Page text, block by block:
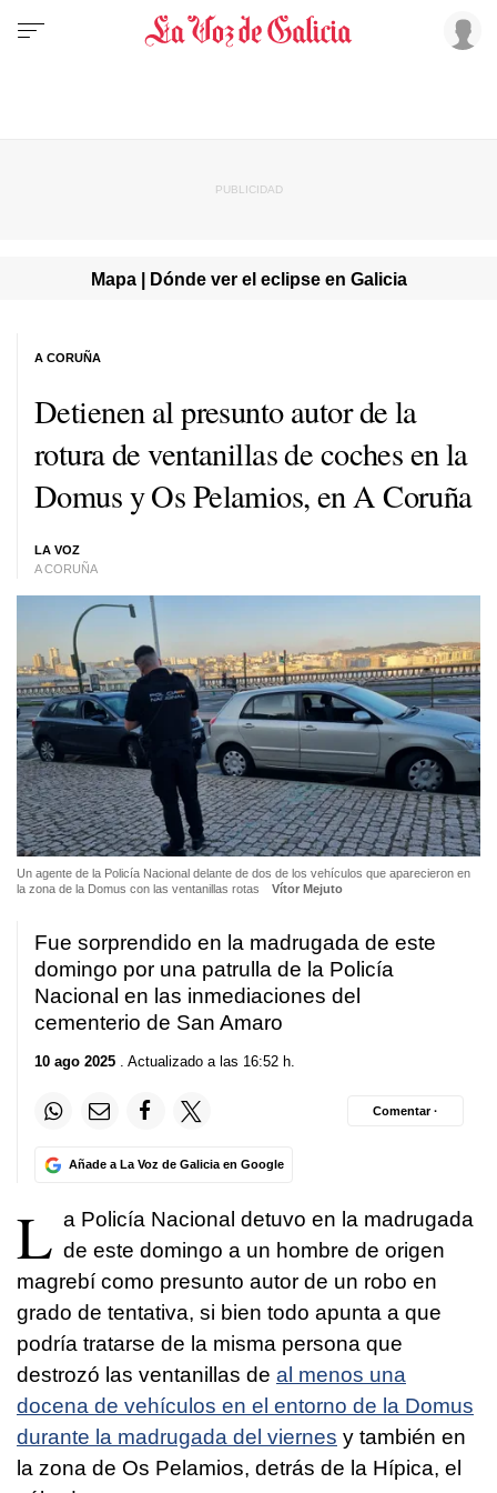
Mapa | Dónde ver el eclipse en Galicia
Detienen al presunto autor de la
rotura de ventanillas de coches en la
Domus y Os Pelamios, en A Coruña
LA VOZ
A CORUÑA
A CORUÑA
Un agente de la Policía Nacional delante de dos de los vehículos que aparecieron en
la zona de la Domus con las ventanillas rotas
Vítor Mejuto
Fue sorprendido en la madrugada de este
domingo por una patrulla de la Policía
Nacional en las inmediaciones del
cementerio de San Amaro
10 ago 2025 . Actualizado a las 16:52 h.
Añade a La Voz de Galicia en Google
Comentar ·
L a Policía Nacional detuvo en la madrugada
de este domingo a un hombre de origen
magrebí como presunto autor de un robo en
grado de tentativa, si bien todo apunta a que
podría tratarse de la misma persona que
destrozó las ventanillas de al menos una
docena de vehículos en el entorno de la Domus
durante la madrugada del viernes y también en
la zona de Os Pelamios, detrás de la Hípica, el